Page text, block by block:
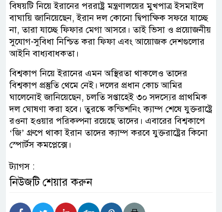
বিষয়টি নিয়ে ইরানের পররাষ্ট্র মন্ত্রণালয়ের মুখপাত্র ইসমাইল
বাঘায়ি জানিয়েছেন, ইরান দল কোনো দ্বিপাক্ষিক সফরে যাচ্ছে
না, তারা যাচ্ছে ফিফার মেগা আসরে। তাই ভিসা ও প্রয়োজনীয়
সুযোগ-সুবিধা নিশ্চিত করা ফিফা এবং আয়োজক দেশগুলোর
আইনি বাধ্যবাধকতা।
বিশ্বকাপ নিয়ে ইরানের এমন অস্থিরতা থাকলেও তাদের
বিশ্বকাপ প্রস্তুতি থেমে নেই। দলের প্রধান কোচ আমির
ঘালেনোই জানিয়েছেন, চলতি সপ্তাহেই ৩০ সদস্যের প্রাথমিক
দল ঘোষণা করা হবে। তুরস্কে কন্ডিশনিং ক্যাম্প শেষে যুক্তরাষ্ট্রে
রওনা হওয়ার পরিকল্পনা রয়েছে তাদের। এবারের বিশ্বকাপে
‘জি’ গ্রুপে থাকা ইরান তাদের ক্যাম্প করবে যুক্তরাষ্ট্রের কিনো
স্পোর্টস কমপ্লেক্সে।
ট্যাগস :
নিউজটি শেয়ার করুন